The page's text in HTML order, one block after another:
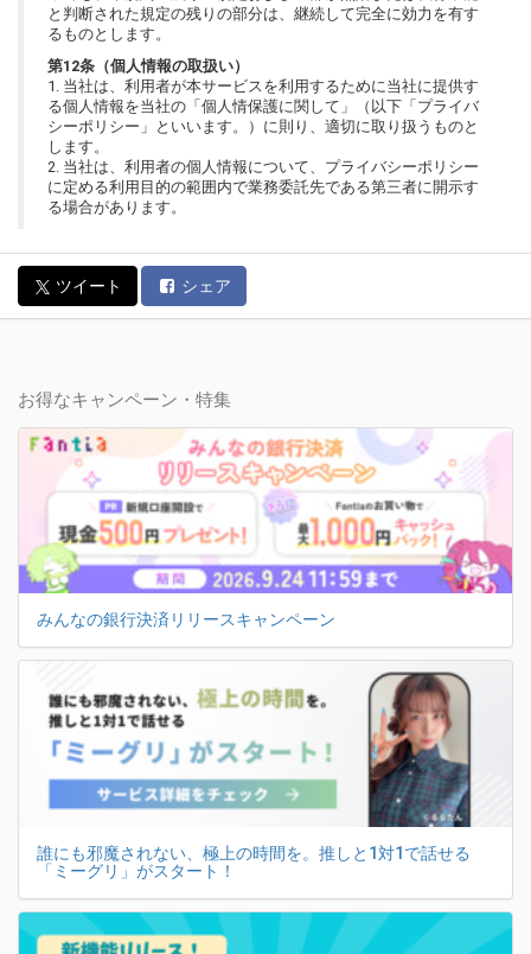
と判断された規定の残りの部分は、継続して完全に効力を有す
るものとします。
第12条（個人情報の取扱い）
1. 当社は、利用者が本サービスを利用するために当社に提供す
る個人情報を当社の「個人情保護に関して」（以下「プライバ
シーポリシー」といいます。）に則り、適切に取り扱うものと
します。
2. 当社は、利用者の個人情報について、プライバシーポリシー
に定める利用目的の範囲内で業務委託先である第三者に開示す
る場合があります。
ツイート シェア
お得なキャンペーン・特集
みんなの銀行決済リリースキャンペーン
誰にも邪魔されない、極上の時間を。推しと1対1で話せる
「ミーグリ」がスタート！